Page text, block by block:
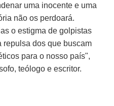
uma inocente e uma
não os perdoará.
o estigma de golpistas
repulsa dos que buscam
para o nosso país",
teólogo e escritor.